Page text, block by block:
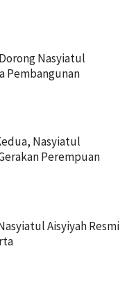
Nasyiatul
Pembangunan
Nasyiatul
Perempuan
Aisyiyah Resmi